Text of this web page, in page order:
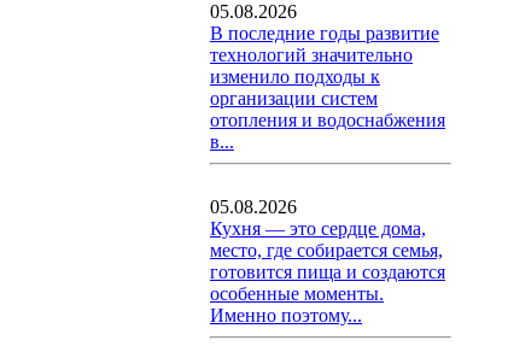
05.08.2026
В последние годы развитие
технологий значительно
изменило подходы к
организации систем
отопления и водоснабжения
в...
05.08.2026
Кухня — это сердце дома,
место, где собирается семья,
готовится пища и создаются
особенные моменты.
Именно поэтому...